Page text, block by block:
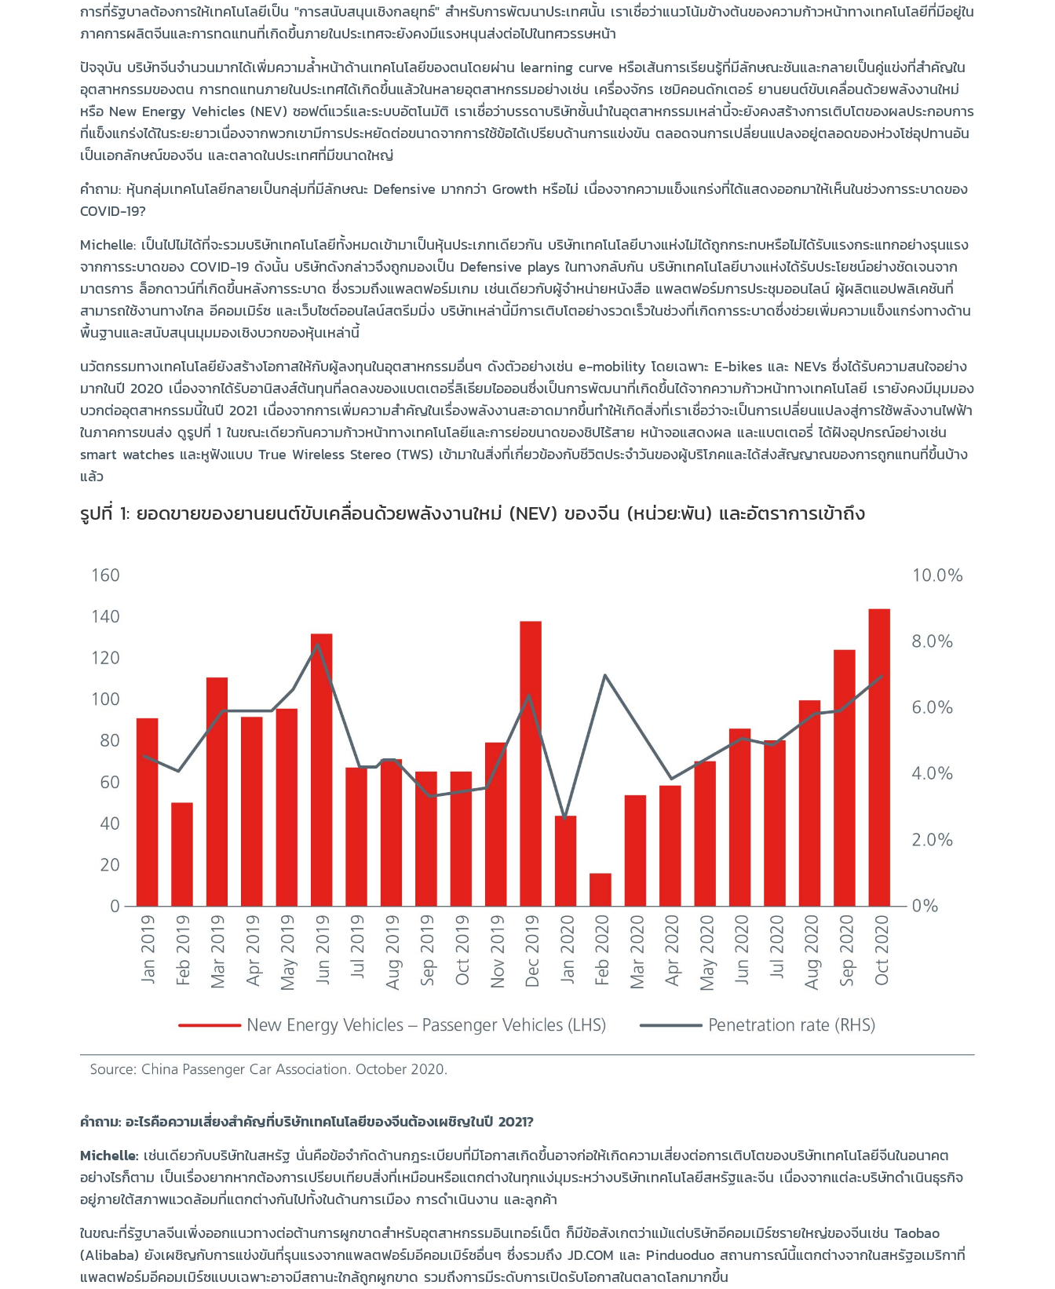
การที่รัฐบาลต้องการให้เทคโนโลยีเป็น "การสนับสนุนเชิงกลยุทธ์" สำหรับการพัฒนาประเทศนั้น เราเชื่อว่าแนวโน้มข้างต้นของความก้าวหน้าทางเทคโนโลยีที่มีอยู่ใน
ภาคการผลิตจีนและการทดแทนที่เกิดขึ้นภายในประเทศจะยังคงมีแรงหนุนส่งต่อไปในทศวรรษหน้า
ปัจจุบัน บริษัทจีนจำนวนมากได้เพิ่มความล้ำหน้าด้านเทคโนโลยีของตนโดยผ่าน learning curve หรือเส้นการเรียนรู้ที่มีลักษณะชันและกลายเป็นคู่แข่งที่สำคัญใน
อุตสาหกรรมของตน การทดแทนภายในประเทศได้เกิดขึ้นแล้วในหลายอุตสาหกรรมอย่างเช่น เครื่องจักร เซมิคอนดักเตอร์ ยานยนต์ขับเคลื่อนด้วยพลังงานใหม่
หรือ New Energy Vehicles (NEV) ซอฟต์แวร์และระบบอัตโนมัติ เราเชื่อว่าบรรดาบริษัทชั้นนำในอุตสาหกรรมเหล่านี้จะยังคงสร้างการเติบโตของผลประกอบการ
ที่แข็งแกร่งได้ในระยะยาวเนื่องจากพวกเขามีการประหยัดต่อขนาดจากการใช้ข้อได้เปรียบด้านการแข่งขัน ตลอดจนการเปลี่ยนแปลงอยู่ตลอดของห่วงโซ่อุปทานอัน
เป็นเอกลักษณ์ของจีน และตลาดในประเทศที่มีขนาดใหญ่
คำถาม: หุ้นกลุ่มเทคโนโลยีกลายเป็นกลุ่มที่มีลักษณะ Defensive มากกว่า Growth หรือไม่ เนื่องจากความแข็งแกร่งที่ได้แสดงออกมาให้เห็นในช่วงการระบาดของ
COVID-19?
Michelle: เป็นไปไม่ได้ที่จะรวมบริษัทเทคโนโลยีทั้งหมดเข้ามาเป็นหุ้นประเภทเดียวกัน บริษัทเทคโนโลยีบางแห่งไม่ได้ถูกกระทบหรือไม่ได้รับแรงกระแทกอย่างรุนแรง
จากการระบาดของ COVID-19 ดังนั้น บริษัทดังกล่าวจึงถูกมองเป็น Defensive plays ในทางกลับกัน บริษัทเทคโนโลยีบางแห่งได้รับประโยชน์อย่างชัดเจนจาก
มาตรการ ล็อกดาวน์ที่เกิดขึ้นหลังการระบาด ซึ่งรวมถึงแพลตฟอร์มเกม เช่นเดียวกับผู้จำหน่ายหนังสือ แพลตฟอร์มการประชุมออนไลน์ ผู้ผลิตแอปพลิเคชันที่
สามารถใช้งานทางไกล อีคอมเมิร์ซ และเว็บไซต์ออนไลน์สตรีมมิ่ง บริษัทเหล่านี้มีการเติบโตอย่างรวดเร็วในช่วงที่เกิดการระบาดซึ่งช่วยเพิ่มความแข็งแกร่งทางด้าน
พื้นฐานและสนับสนุนมุมมองเชิงบวกของหุ้นเหล่านี้
นวัตกรรมทางเทคโนโลยียังสร้างโอกาสให้กับผู้ลงทุนในอุตสาหกรรมอื่นๆ ดังตัวอย่างเช่น e-mobility โดยเฉพาะ E-bikes และ NEVs ซึ่งได้รับความสนใจอย่าง
มากในปี 2020 เนื่องจากได้รับอานิสงส์ต้นทุนที่ลดลงของแบตเตอรี่ลิเธียมไอออนซึ่งเป็นการพัฒนาที่เกิดขึ้นได้จากความก้าวหน้าทางเทคโนโลยี เรายังคงมีมุมมอง
บวกต่ออุตสาหกรรมนี้ในปี 2021 เนื่องจากการเพิ่มความสำคัญในเรื่องพลังงานสะอาดมากขึ้นทำให้เกิดสิ่งที่เราเชื่อว่าจะเป็นการเปลี่ยนแปลงสู่การใช้พลังงานไฟฟ้า
ในภาคการขนส่ง ดูรูปที่ 1 ในขณะเดียวกันความก้าวหน้าทางเทคโนโลยีและการย่อขนาดของชิปไร้สาย หน้าจอแสดงผล และแบตเตอรี่ ได้ฝังอุปกรณ์อย่างเช่น
smart watches และหูฟังแบบ True Wireless Stereo (TWS) เข้ามาในสิ่งที่เกี่ยวข้องกับชีวิตประจำวันของผู้บริโภคและได้ส่งสัญญาณของการถูกแทนที่ขึ้นบ้าง
แล้ว
รูปที่ 1: ยอดขายของยานยนต์ขับเคลื่อนด้วยพลังงานใหม่ (NEV) ของจีน (หน่วย:พัน) และอัตราการเข้าถึง
คำถาม: อะไรคือความเสี่ยงสำคัญที่บริษัทเทคโนโลยีของจีนต้องเผชิญในปี 2021?
Michelle: เช่นเดียวกับบริษัทในสหรัฐ นั่นคือข้อจำกัดด้านกฎระเบียบที่มีโอกาสเกิดขึ้นอาจก่อให้เกิดความเสี่ยงต่อการเติบโตของบริษัทเทคโนโลยีจีนในอนาคต
อย่างไรก็ตาม เป็นเรื่องยากหากต้องการเปรียบเทียบสิ่งที่เหมือนหรือแตกต่างในทุกแง่มุมระหว่างบริษัทเทคโนโลยีสหรัฐและจีน เนื่องจากแต่ละบริษัทดำเนินธุรกิจ
อยู่ภายใต้สภาพแวดล้อมที่แตกต่างกันไปทั้งในด้านการเมือง การดำเนินงาน และลูกค้า
ในขณะที่รัฐบาลจีนเพิ่งออกแนวทางต่อต้านการผูกขาดสำหรับอุตสาหกรรมอินเทอร์เน็ต ก็มีข้อสังเกตว่าแม้แต่บริษัทอีคอมเมิร์ซรายใหญ่ของจีนเช่น Taobao
(Alibaba) ยังเผชิญกับการแข่งขันที่รุนแรงจากแพลตฟอร์มอีคอมเมิร์ซอื่นๆ ซึ่งรวมถึง JD.COM และ Pinduoduo สถานการณ์นี้แตกต่างจากในสหรัฐอเมริกาที่
แพลตฟอร์มอีคอมเมิร์ซแบบเฉพาะอาจมีสถานะใกล้ถูกผูกขาด รวมถึงการมีระดับการเปิดรับโอกาสในตลาดโลกมากขึ้น